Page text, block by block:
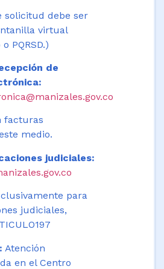
solicitud debe ser
virtual
PQRSD.)
de
facturas
medio.
judiciales:
para
judiciales,
Atención
en el Centro